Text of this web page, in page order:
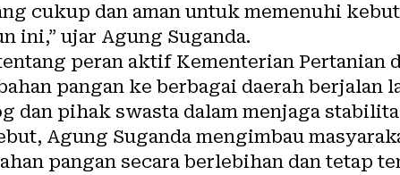
cukup dan aman untuk memenuhi
ini,” ujar Agung Suganda.
peran aktif Kementerian Pertanian
pangan ke berbagai daerah berjalan
dan pihak swasta dalam menjaga
Agung Suganda mengimbau
pangan secara berlebihan dan tetap